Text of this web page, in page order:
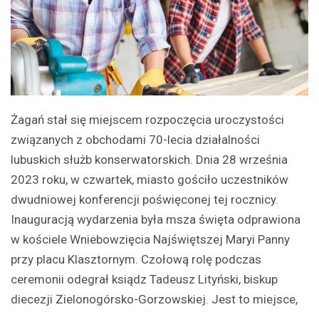
Żagań stał się miejscem rozpoczęcia uroczystości
związanych z obchodami 70-lecia działalności
lubuskich służb konserwatorskich. Dnia 28 września
2023 roku, w czwartek, miasto gościło uczestników
dwudniowej konferencji poświęconej tej rocznicy.
Inauguracją wydarzenia była msza święta odprawiona
w kościele Wniebowzięcia Najświętszej Maryi Panny
przy placu Klasztornym. Czołową rolę podczas
ceremonii odegrał ksiądz Tadeusz Lityński, biskup
diecezji Zielonogórsko-Gorzowskiej. Jest to miejsce,